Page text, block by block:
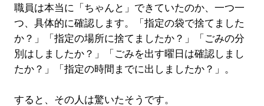
職員は本当に「ちゃんと」できていたのか、一つ一
つ、具体的に確認します。「指定の袋で捨てました
か？」「指定の場所に捨てましたか？」「ごみの分
別はしましたか？」「ごみを出す曜日は確認しまし
たか？」「指定の時間までに出しましたか？」。
すると、その人は驚いたそうです。